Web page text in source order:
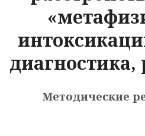
диагностика,
Методические